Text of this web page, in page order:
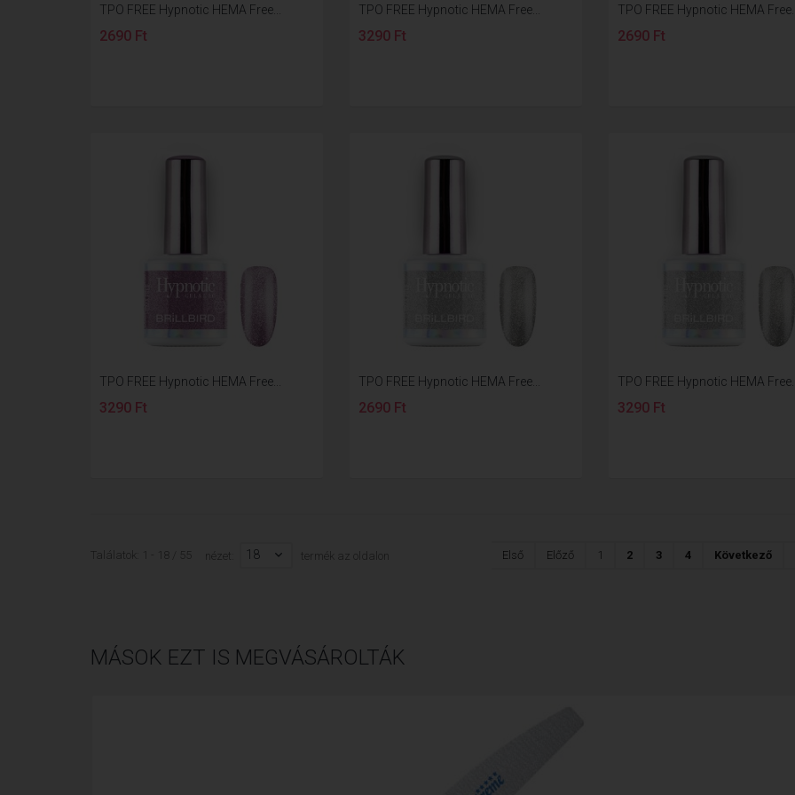
TPO FREE Hypnotic HEMA Free...
2690 Ft
TPO FREE Hypnotic HEMA Free...
3290 Ft
TPO FREE Hypnotic HEMA
2690 Ft
TPO FREE Hypnotic HEMA Free...
3290 Ft
TPO FREE Hypnotic HEMA Free...
2690 Ft
TPO FREE Hypnotic HEMA
3290 Ft
Találatok: 1 - 18 / 55 nézet: 18 termék az oldalon Első Előző 1 2 3 4 Következő
MÁSOK EZT IS MEGVÁSÁROLTÁK